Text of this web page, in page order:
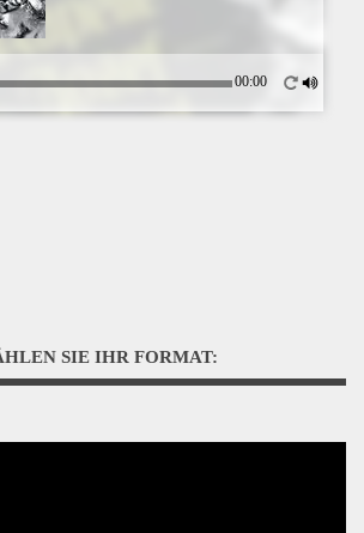
00:00
SIE IHR FORMAT: